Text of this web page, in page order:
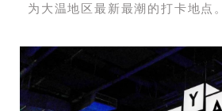
为大温地区最新最潮的打卡地点。